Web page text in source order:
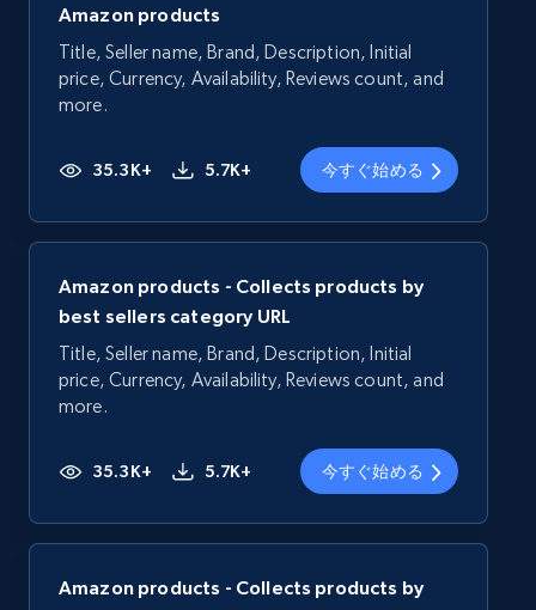
Amazon products
Title, Seller name, Brand, Description, Initial
price, Currency, Availability, Reviews count, and
more.
35.3K+ 5.7K+ 今すぐ始める
Amazon products - Collects products by
best sellers category URL
Title, Seller name, Brand, Description, Initial
price, Currency, Availability, Reviews count, and
more.
35.3K+ 5.7K+ 今すぐ始める
Amazon products - Collects products by